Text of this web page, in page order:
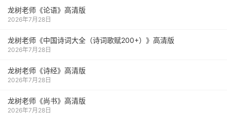
龙树老师《论语》高清版
2026年7月28日
龙树老师《中国诗词大全（诗词歌赋200+）》高清版
2026年7月28日
龙树老师《诗经》高清版
2026年7月28日
龙树老师《尚书》高清版
2026年7月28日